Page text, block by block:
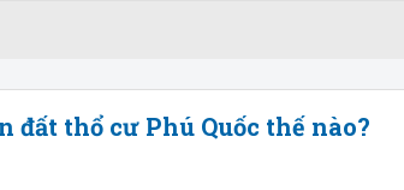
thổ cư Phú Quốc thế nào?